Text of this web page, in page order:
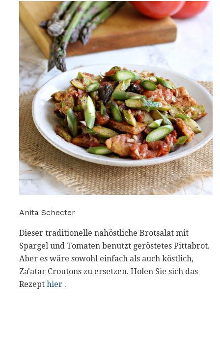
Anita Schecter
Dieser traditionelle nahöstliche Brotsalat mit
Spargel und Tomaten benutzt geröstetes Pittabrot.
Aber es wäre sowohl einfach als auch köstlich,
Za'atar Croutons zu ersetzen. Holen Sie sich das
Rezept hier .